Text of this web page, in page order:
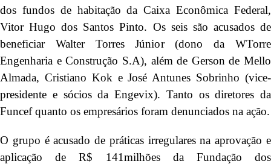
dos fundos de habitação da Caixa Econômica Federal,
Vitor Hugo dos Santos Pinto. Os seis são acusados de
beneficiar Walter Torres Júnior (dono da WTorre
Engenharia e Construção S.A), além de Gerson de Mello
Almada, Cristiano Kok e José Antunes Sobrinho (vice-
presidente e sócios da Engevix). Tanto os diretores da
Funcef quanto os empresários foram denunciados na ação.
O grupo é acusado de práticas irregulares na aprovação e
aplicação de R$ 141milhões da Fundação dos